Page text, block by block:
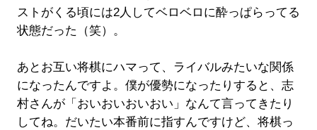
ストがくる頃には2人してベロベロに酔っぱらってる
状態だった（笑）。
あとお互い将棋にハマって、ライバルみたいな関係
になったんですよ。僕が優勢になったりすると、志
村さんが「おいおいおいおい」なんて言ってきたり
してね。だいたい本番前に指すんですけど、将棋っ